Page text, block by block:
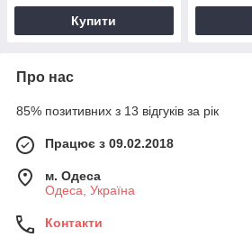
Купити
Про нас
85% позитивних з 13 відгуків за рік
Працює з 09.02.2018
м. Одеса
Одеса, Україна
Контакти